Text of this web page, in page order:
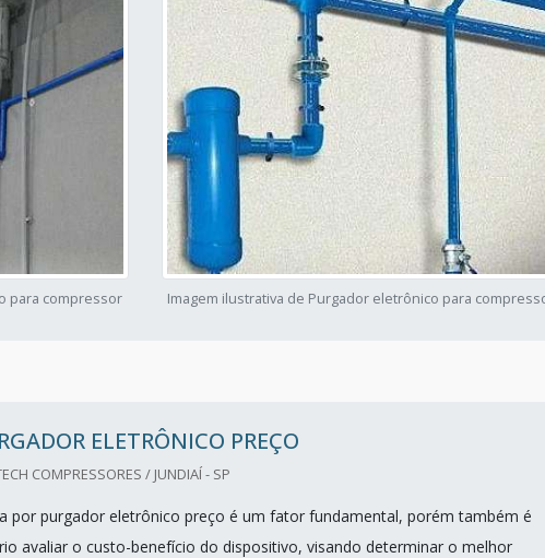
para compressor Imagem ilustrativa de Purgador eletrônico para
ELETRÔNICO PREÇO
COMPRESSORES / JUNDIAÍ - SP
por purgador eletrônico preço é um fator fundamental, porém também é
avaliar o custo-benefício do dispositivo, visando determinar o melhor